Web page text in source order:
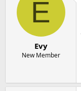
E
Evy
New Member